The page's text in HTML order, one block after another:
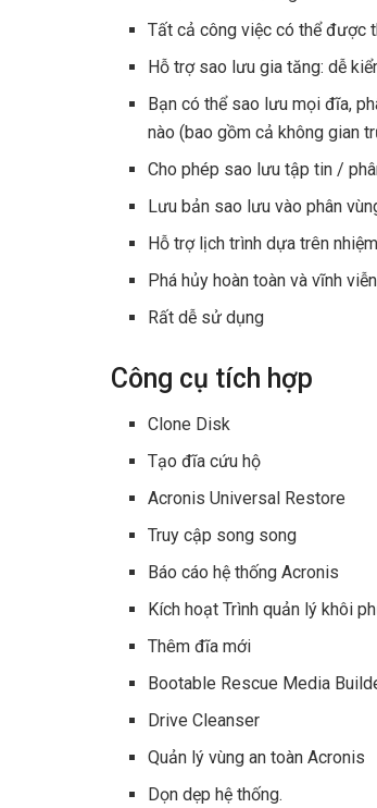
Tất cả công việc có thể được
Hỗ trợ sao lưu gia tăng: dễ
Bạn có thể sao lưu mọi đĩa,
nào (bao gồm cả không gian
Cho phép sao lưu tập tin /
Lưu bản sao lưu vào phân
Hỗ trợ lịch trình dựa trên
Phá hủy hoàn toàn và vĩnh
Rất dễ sử dụng
Công cụ tích hợp
Clone Disk
Tạo đĩa cứu hộ
Acronis Universal Restore
Truy cập song song
Báo cáo hệ thống Acronis
Kích hoạt Trình quản lý khôi
Thêm đĩa mới
Bootable Rescue Media
Drive Cleanser
Quản lý vùng an toàn Acronis
Dọn dẹp hệ thống.